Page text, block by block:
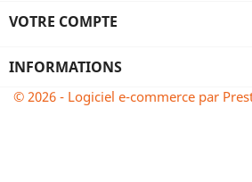
VOTRE COMPTE
INFORMATIONS
© 2026 - Logiciel e-commerce par